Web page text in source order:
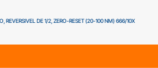
REVERSIVEL DE 1/2, ZERO-RESET (20-100 NM) 666/10X